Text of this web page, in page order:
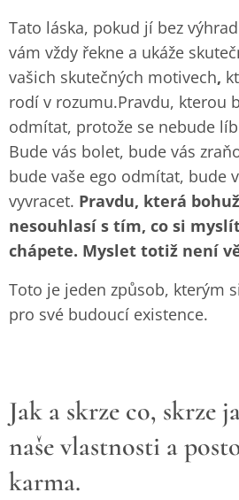
Tato láska, pokud jí bez
vám vždy řekne a ukáže
vašich skutečných motivech,
rodí v rozumu.Pravdu, kterou
odmítat, protože se nebude
Bude vás bolet, bude vás
bude vaše ego odmítat, bude
vyvracet. Pravdu, která
nesouhlasí s tím, co si
chápete. Myslet totiž není
Toto je jeden způsob, kterým
pro své budoucí existence.
Jak a skrze co, skrze
naše vlastnosti a
karma.